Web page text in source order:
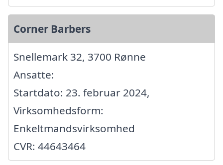
Corner Barbers
Snellemark 32, 3700 Rønne
Ansatte:
Startdato: 23. februar 2024,
Virksomhedsform:
Enkeltmandsvirksomhed
CVR: 44643464